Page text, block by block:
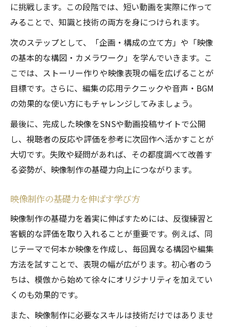
に挑戦します。この段階では、短い動画を実際に作って
みることで、知識と技術の両方を身につけられます。
次のステップとして、「企画・構成の立て方」や「映像
の基本的な構図・カメラワーク」を学んでいきます。こ
こでは、ストーリー作りや映像表現の幅を広げることが
目標です。さらに、編集の応用テクニックや音声・BGM
の効果的な使い方にもチャレンジしてみましょう。
最後に、完成した映像をSNSや動画投稿サイトで公開
し、視聴者の反応や評価を参考に次回作へ活かすことが
大切です。失敗や疑問があれば、その都度調べて改善す
る姿勢が、映像制作の基礎力向上につながります。
映像制作の基礎力を伸ばす学び方
映像制作の基礎力を着実に伸ばすためには、反復練習と
客観的な評価を取り入れることが重要です。例えば、同
じテーマで何本か映像を作成し、毎回異なる構図や編集
方法を試すことで、表現の幅が広がります。初心者のう
ちは、模倣から始めて徐々にオリジナリティを加えてい
くのも効果的です。
また、映像制作に必要なスキルは技術だけではありませ